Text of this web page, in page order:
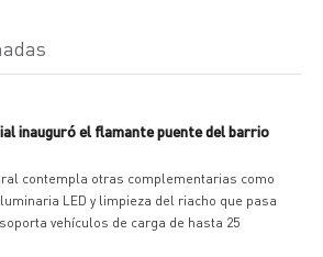
inauguró el flamante puente del barrio
contempla otras complementarias como
LED y limpieza del riacho que pasa
vehículos de carga de hasta 25